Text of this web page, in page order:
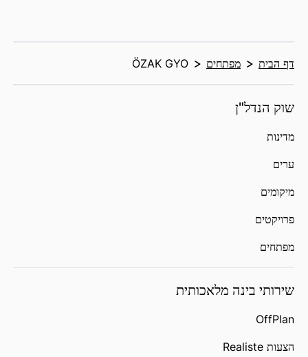
דף הבית מפתחים ÖZAK GYO
שוק הנדל"ן
מדינות
ערים
מיקומים
פרויקטים
מפתחים
שירותי בינה מלאכותית
OffPlan
הצעות Realiste